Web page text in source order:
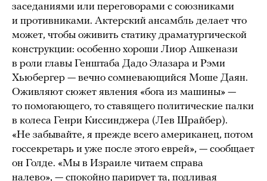
заседаниями или переговорами с союзниками
и противниками. Актерский ансамбль делает что
может, чтобы оживить статику драматургической
конструкции: особенно хороши Лиор Ашкенази
в роли главы Генштаба Дадо Элазара и Рэми
Хьюбергер — вечно сомневающийся Моше Даян.
Оживляют сюжет явления «бога из машины» —
то помогающего, то ставящего политические палки
в колеса Генри Киссинджера (Лев Шрайбер).
«Не забывайте, я прежде всего американец, потом
госсекретарь и уже после этого еврей», — сообщает
он Голде. «Мы в Израиле читаем справа
налево», — спокойно парирует та, подливая